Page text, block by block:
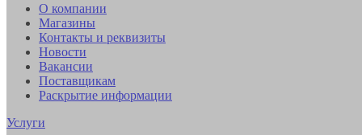
О компании
Магазины
Контакты и реквизиты
Новости
Вакансии
Поставщикам
Раскрытие информации
Услуги